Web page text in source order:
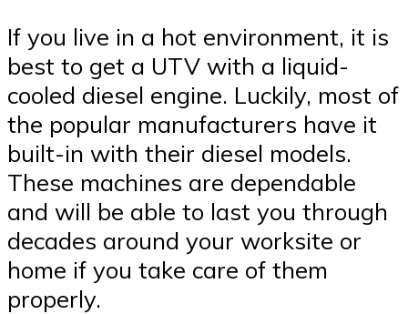
If you live in a hot environment, it is
best to get a UTV with a liquid-
cooled diesel engine. Luckily, most of
the popular manufacturers have it
built-in with their diesel models.
These machines are dependable
and will be able to last you through
decades around your worksite or
home if you take care of them
properly.